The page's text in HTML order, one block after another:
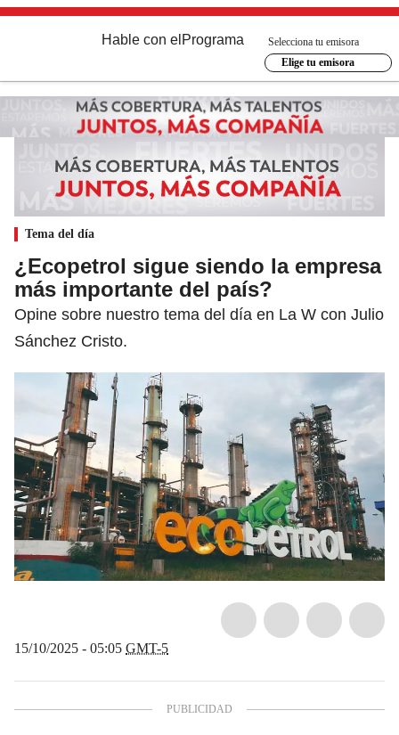
Hable con el Programa
Selecciona tu emisora
Elige tu emisora
Tema del día
¿Ecopetrol sigue siendo la empresa
más importante del país?
Opine sobre nuestro tema del día en La W con Julio
Sánchez Cristo.
15/10/2025 - 05:05 GMT-5